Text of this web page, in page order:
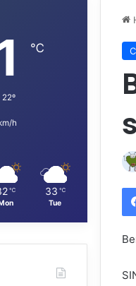
℃
22º
h
℃ 33 ℃
Tue